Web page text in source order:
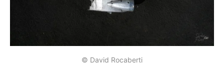
© David Rocaberti